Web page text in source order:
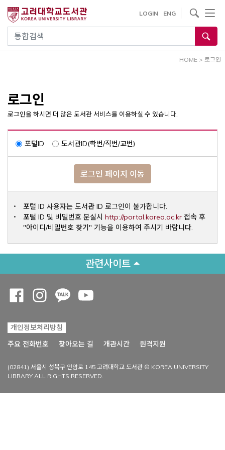
건
통합검색
LOGIN ENG
사이트내 검색
HOME > 로그인
로그인
로그인을 하시면 더 많은 도서관 서비스를 이용하실 수 있습니다.
포털ID 도서관ID(학번/직번/교번)
로그인 페이지 이동
포털 ID 사용자는 도서관 ID 로그인이 불가합니다.
포털 ID 및 비밀번호 분실시 http://portal.korea.ac.krOpens a
접속 후
"아이디/비밀번호 찾기" 기능을 이용하여 주시기 바랍니다.
관련사이트
개인정보처리방침
주요 전화번호
찾아오는 길 개관시간 원격지원
(02841) 서울시 성북구 안암로 145 고려대학교 도서관 © KOREA UNIVERSITY
LIBRARY ALL RIGHTS RESERVED.
Opens a new window
Opens a new window
Opens a new window